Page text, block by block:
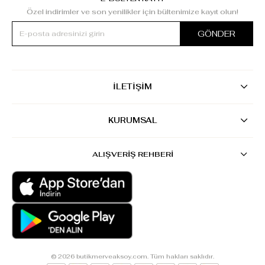
Özel indirimler ve son yenilikler için bültenimize kayıt olun!
GÖNDER
İLETİŞİM
KURUMSAL
ALIŞVERİŞ REHBERİ
© 2026 butikmerveaksoy.com. Tüm hakları saklıdır.